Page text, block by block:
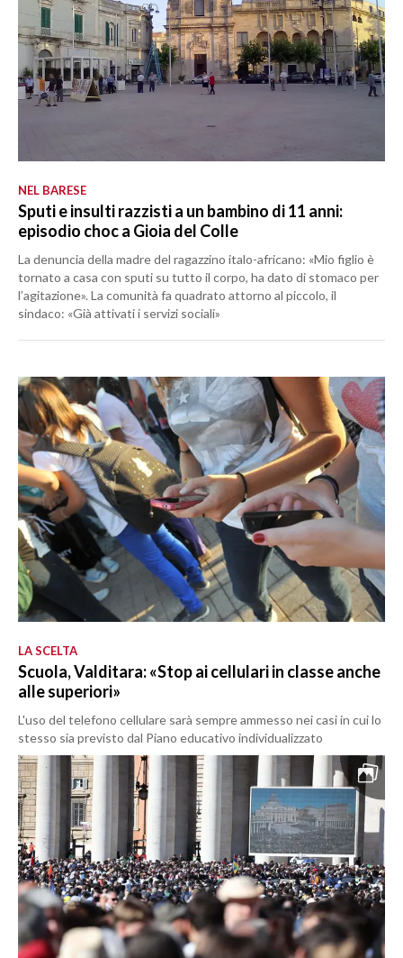
NEL BARESE
Sputi e insulti razzisti a un bambino di 11 anni:
episodio choc a Gioia del Colle
La denuncia della madre del ragazzino italo-africano: «Mio figlio è
tornato a casa con sputi su tutto il corpo, ha dato di stomaco per
l’agitazione». La comunità fa quadrato attorno al piccolo, il
sindaco: «Già attivati i servizi sociali»
LA SCELTA
Scuola, Valditara: «Stop ai cellulari in classe anche
alle superiori»
L'uso del telefono cellulare sarà sempre ammesso nei casi in cui lo
stesso sia previsto dal Piano educativo individualizzato